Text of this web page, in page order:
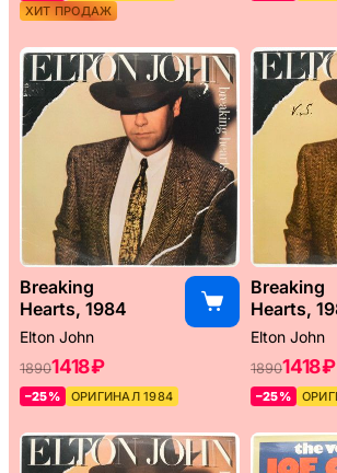
ХИТ ПРОДАЖ
Breaking
Hearts, 1984
Elton John
18901418 ₽
–25% ОРИГИНАЛ 1984
Breaking
Hearts,
Elton John
18901418 ₽
–25%